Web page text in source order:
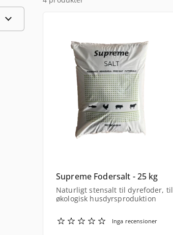
Supreme Fodersalt - 25 kg
Naturligt stensalt til dyrefoder, til
økologisk husdyrsproduktion
Inga recensioner